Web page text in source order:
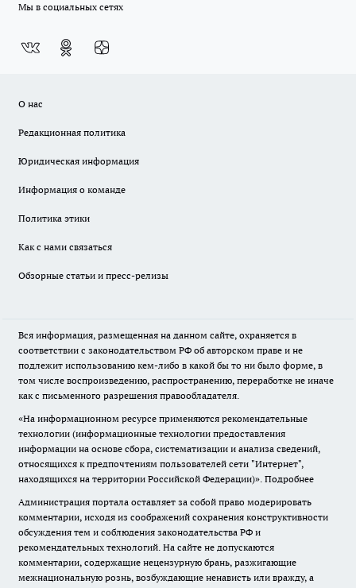
Мы в социальных сетях
О нас
Редакционная политика
Юридическая информация
Информация о команде
Политика этики
Как с нами связаться
Обзорные статьи и пресс-релизы
Вся информация, размещенная на данном сайте, охраняется в
соответствии с законодательством РФ об авторском праве и не
подлежит использованию кем-либо в какой бы то ни было форме, в
том числе воспроизведению, распространению, переработке не иначе
как с письменного разрешения правообладателя.
«На информационном ресурсе применяются рекомендательные
технологии (информационные технологии предоставления
информации на основе сбора, систематизации и анализа сведений,
относящихся к предпочтениям пользователей сети "Интернет",
находящихся на территории Российской Федерации)». Подробнее
Администрация портала оставляет за собой право модерировать
комментарии, исходя из соображений сохранения конструктивности
обсуждения тем и соблюдения законодательства РФ и
рекомендательных технологий. На сайте не допускаются
комментарии, содержащие нецензурную брань, разжигающие
межнациональную рознь, возбуждающие ненависть или вражду, а